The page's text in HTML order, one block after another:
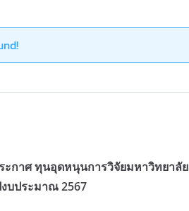
ะกาศ ทุนอุดหนุนการวิจัยมหาวิทยาลัย
บประมาณ 2567